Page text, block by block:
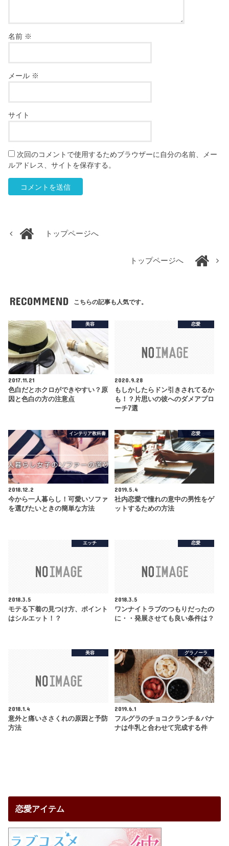
名前 ※
メール ※
サイト
次回のコメントで使用するためブラウザーに自分の名前、メー
ルアドレス、サイトを保存する。
トップページへ
トップページへ
RECOMMEND こちらの記事も人気です。
美容
2017.11.21
色白だとホクロができやすい？原
因と色白の方の注意点
恋愛
2020.9.28
もしかしたらドン引きされてるか
も！？片思いの彼へのダメアプロ
ーチ7選
インテリア教科書
2018.12.2
今から一人暮らし！可愛いソファ
を選びたいときの簡単な方法
恋愛
2019.5.4
社内恋愛で憧れの意中の男性をゲ
ットするための方法
エッチ
2018.3.5
モテる下着の見つけ方、ポイント
はシルエット！？
恋愛
2018.3.5
ワンナイトラブのつもりだったの
に・・発展させても良い条件は？
美容
2018.1.4
意外と痛いささくれの原因と予防
方法
グラノーラ
2019.6.1
フルグラのチョコクランチ＆バナ
ナは牛乳と合わせて完成する件
恋愛アイテム